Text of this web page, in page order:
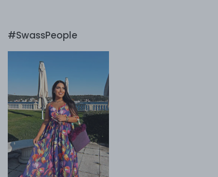
#SwassPeople